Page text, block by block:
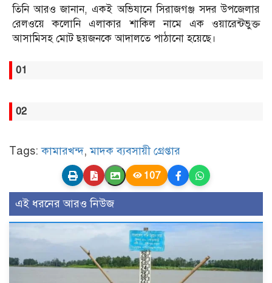
তিনি আরও জানান, একই অভিযানে সিরাজগঞ্জ সদর উপজেলার
রেলওয়ে কলোনি এলাকার শাকিল নামে এক ওয়ারেন্টভুক্ত
আসামিসহ মোট ছয়জনকে আদালতে পাঠানো হয়েছে।
01
02
Tags:কামারখন্দ,মাদক ব্যবসায়ী গ্রেপ্তার
107
এই ধরনের আরও নিউজ